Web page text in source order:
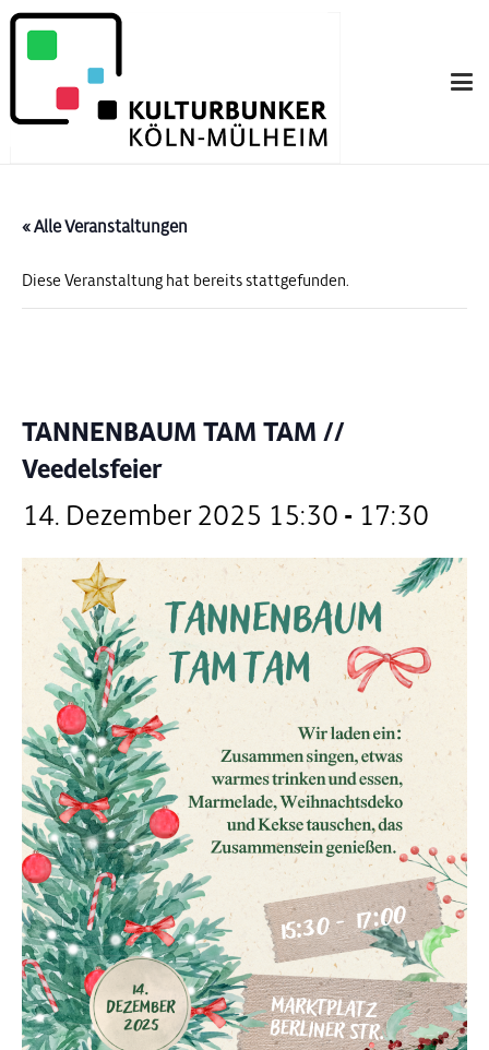
« Alle Veranstaltungen
Diese Veranstaltung hat bereits stattgefunden.
TANNENBAUM TAM TAM //
Veedelsfeier
14. Dezember 2025 15:30 - 17:30